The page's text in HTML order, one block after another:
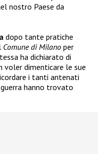
nostro Paese da
dopo tante pratiche
Comune di Milano per
ha dichiarato di
voler dimenticare le sue
i tanti antenati
hanno trovato